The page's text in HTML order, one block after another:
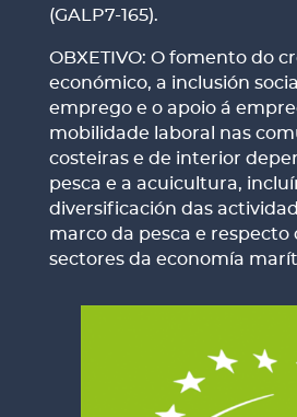
(GALP7-165).
OBXETIVO: O fomento do
económico, a inclusión
emprego e o apoio á
mobilidade laboral nas
costeiras e de interior
pesca e a acuicultura,
diversificación das
marco da pesca e respecto
sectores da economía